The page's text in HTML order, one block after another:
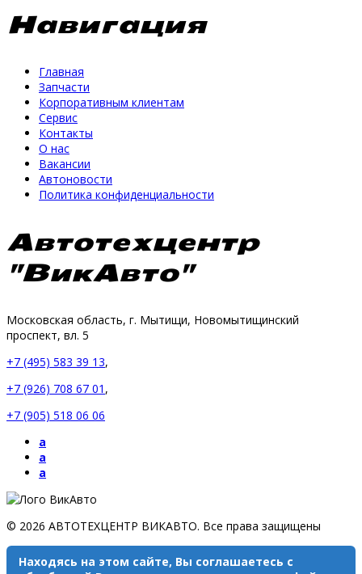
Навигация
Главная
Запчасти
Корпоративным клиентам
Сервис
Контакты
О нас
Вакансии
Автоновости
Политика конфиденциальности
Автотехцентр
"ВикАвто"
Московская область, г. Мытищи, Новомытищинский
проспект, вл. 5
+7 (495) 583 39 13,
+7 (926) 708 67 01 ,
+7 (905) 518 06 06
a
a
a
© 2026 АВТОТЕХЦЕНТР ВИКАВТО. Все права защищены
Находясь на этом сайте, Вы соглашаетесь с